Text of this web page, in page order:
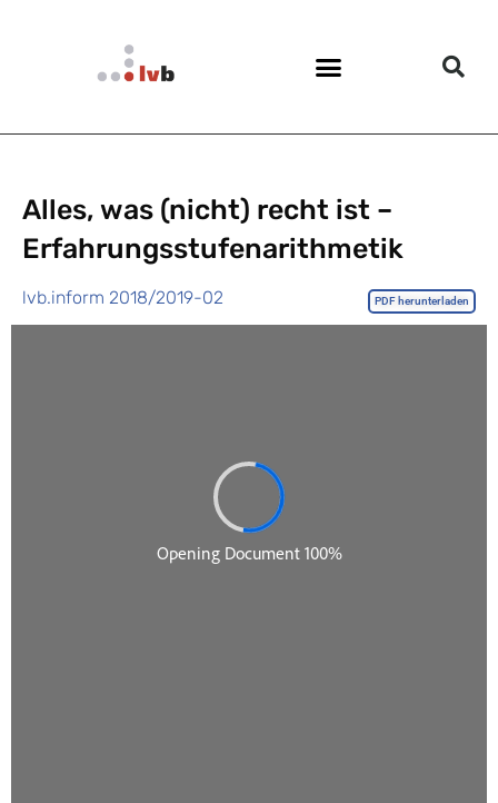
Alles, was (nicht) recht ist –
Erfahrungsstufenarithmetik
lvb.inform 2018/2019-02 PDF herunterladen